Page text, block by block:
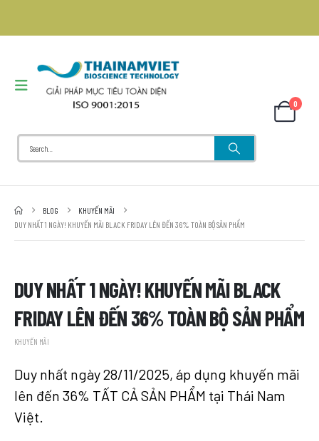
0
BLOG
KHUYẾN MÃI
DUY NHẤT 1 NGÀY! KHUYẾN MÃI BLACK FRIDAY LÊN ĐẾN 36% TOÀN BỘ SẢN PHẨM
DUY NHẤT 1 NGÀY! KHUYẾN MÃI BLACK
FRIDAY LÊN ĐẾN 36% TOÀN BỘ SẢN PHẨM
KHUYẾN MÃI
Duy nhất ngày 28/11/2025, áp dụng khuyến mãi
lên đến 36% TẤT CẢ SẢN PHẨM tại Thái Nam
Việt.